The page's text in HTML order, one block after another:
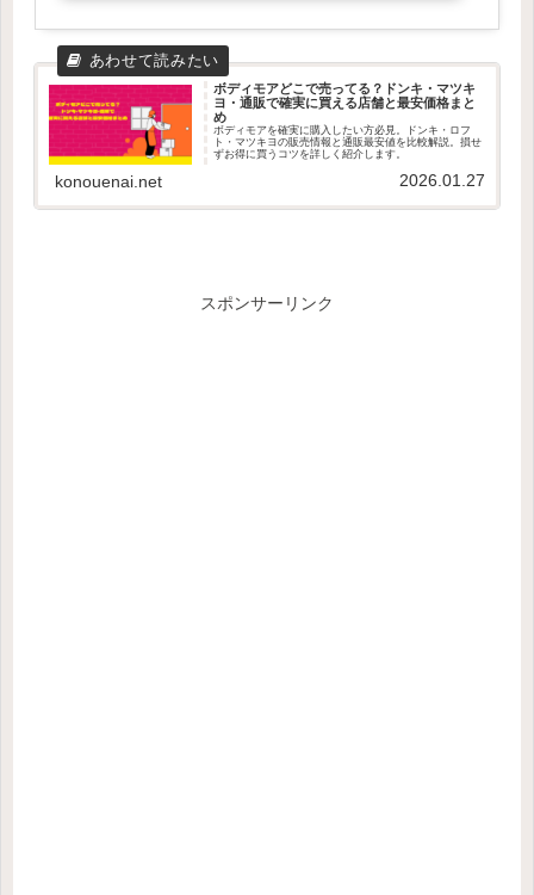
ボディモアどこで売ってる？ドンキ・マツキ
ヨ・通販で確実に買える店舗と最安価格まと
め
ボディモアを確実に購入したい方必見。ドンキ・ロフ
ト・マツキヨの販売情報と通販最安値を比較解説。損せ
ずお得に買うコツを詳しく紹介します。
konouenai.net 2026.01.27
スポンサーリンク